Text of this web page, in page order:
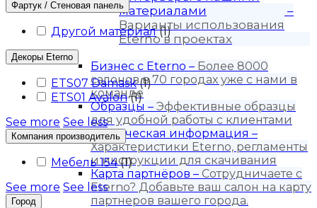
материалами
–
Варианты использования
Eterno в проектах
Для бизнеса
Бизнес с Eternо – Более 8000
салонов в 70 городах уже с нами в
команде
Образцы – Эффективные образцы
для удобной работы с клиентами
Техническая информация –
Характеристики Eterno, регламенты
и инструкции для скачивания
Карта партнёров – Сотрудничаете с
Eterno? Добавьте ваш салон на карту
партнеров вашего города.
Фартук / Стеновая панель
Другой материал (1)
Декоры Eterno
ETS07 Damask (1)
ETS01 Avalon (1)
See more See less
Компания производитель
Мебель 154 (1)
See more See less
Город